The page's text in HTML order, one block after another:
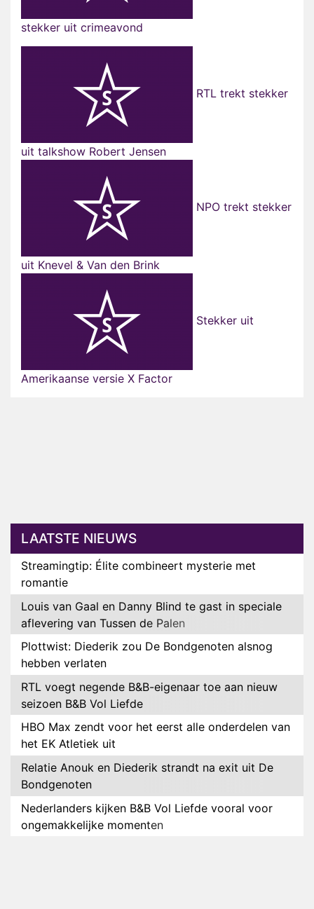
stekker uit crimeavond
RTL trekt stekker
uit talkshow Robert Jensen
NPO trekt stekker
uit Knevel & Van den Brink
Stekker uit
Amerikaanse versie X Factor
LAATSTE NIEUWS
Streamingtip: Élite combineert mysterie met
romantie
Louis van Gaal en Danny Blind te gast in speciale
aflevering van Tussen de Palen
Plottwist: Diederik zou De Bondgenoten alsnog
hebben verlaten
RTL voegt negende B&B-eigenaar toe aan nieuw
seizoen B&B Vol Liefde
HBO Max zendt voor het eerst alle onderdelen van
het EK Atletiek uit
Relatie Anouk en Diederik strandt na exit uit De
Bondgenoten
Nederlanders kijken B&B Vol Liefde vooral voor
ongemakkelijke momenten